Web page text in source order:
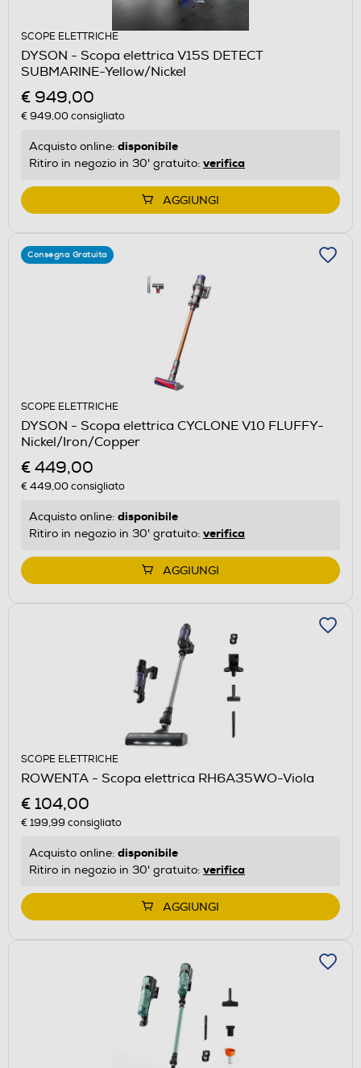
SCOPE ELETTRICHE
DYSON - Scopa elettrica V15S DETECT
SUBMARINE-Yellow/Nickel
€ 949,00
€ 949,00consigliato
Acquisto online: disponibile
Ritiro in negozio in 30' gratuito: verifica
AGGIUNGI
Consegna Gratuita
SCOPE ELETTRICHE
DYSON - Scopa elettrica CYCLONE V10 FLUFFY-
Nickel/Iron/Copper
€ 449,00
€ 449,00consigliato
Acquisto online: disponibile
Ritiro in negozio in 30' gratuito: verifica
AGGIUNGI
SCOPE ELETTRICHE
ROWENTA - Scopa elettrica RH6A35WO-Viola
€ 104,00
€ 199,99 consigliato
Acquisto online: disponibile
Ritiro in negozio in 30' gratuito: verifica
AGGIUNGI